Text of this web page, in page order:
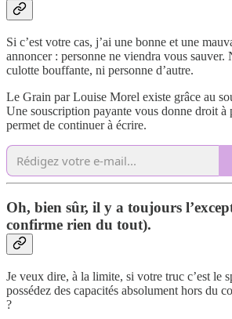
Si c’est votre cas, j’ai une bonne et une
annoncer : personne ne viendra vous
culotte bouffante, ni personne d’autre.
Le Grain par Louise Morel existe grâce au
Une souscription payante vous donne droit à
permet de continuer à écrire.
Oh, bien sûr, il y a toujours
confirme rien du tout).
Je veux dire, à la limite, si votre truc c’est le
possédez des capacités absolument hors du
?